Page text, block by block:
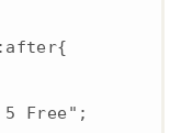
5 Free";